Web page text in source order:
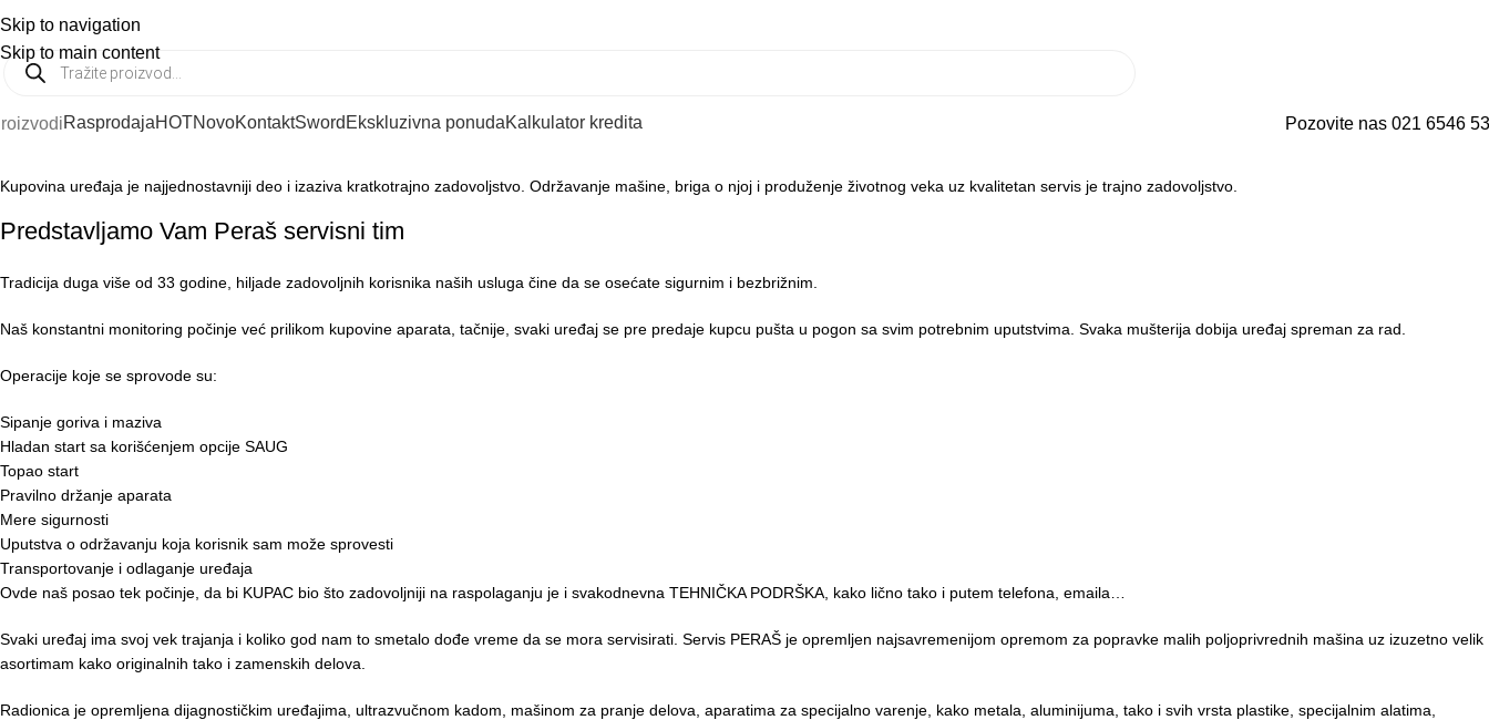
Skip to navigation
Skip to main content
PODRŠKA:021 6412 287
RasprodajaHOTNovoKontaktSword Ekskluzivna ponudaKalkulator kredita Pozovite nas 021 6546
Kupovina uređaja je najjednostavniji deo i izaziva kratkotrajno zadovoljstvo. Održavanje mašine, briga o njoj i produženje životnog veka uz kvalitetan servis je trajno zadovoljstvo.
Predstavljamo Vam Peraš servisni tim
Tradicija duga više od 33 godine, hiljade zadovoljnih korisnika naših usluga čine da se osećate sigurnim i bezbrižnim.
Naš konstantni monitoring počinje već prilikom kupovine aparata, tačnije, svaki uređaj se pre predaje kupcu pušta u pogon sa svim potrebnim uputstvima. Svaka mušterija dobija uređaj spreman za rad.
Operacije koje se sprovode su:
Sipanje goriva i maziva
Hladan start sa korišćenjem opcije SAUG
Topao start
Pravilno držanje aparata
Mere sigurnosti
Uputstva o održavanju koja korisnik sam može sprovesti
Transportovanje i odlaganje uređaja
Ovde naš posao tek počinje, da bi KUPAC bio što zadovoljniji na raspolaganju je i svakodnevna TEHNIČKA PODRŠKA, kako lično tako i putem telefona, emaila…
Svaki uređaj ima svoj vek trajanja i koliko god nam to smetalo dođe vreme da se mora servisirati. Servis PERAŠ je opremljen najsavremenijom opremom za popravke malih poljoprivrednih mašina uz izuzetno velik
asortimam kako originalnih tako i zamenskih delova.
Radionica je opremljena dijagnostičkim uređajima, ultrazvučnom kadom, mašinom za pranje delova, aparatima za specijalno varenje, kako metala, aluminijuma, tako i svih vrsta plastike, specijalnim alatima,